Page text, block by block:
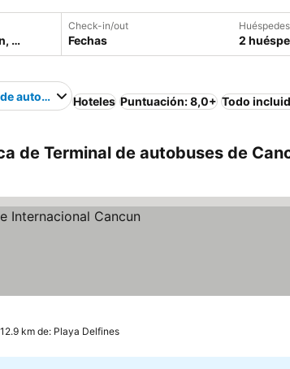
Check-in/out
Fechas 2
autobuses de Cancún
Hoteles Puntuación: 8,0+ Todo
de Terminal de autobuses de
km de: Playa Delfines